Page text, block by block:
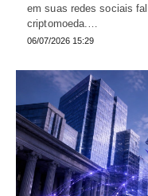
em suas redes sociais
criptomoeda.…
06/07/2026 15:29